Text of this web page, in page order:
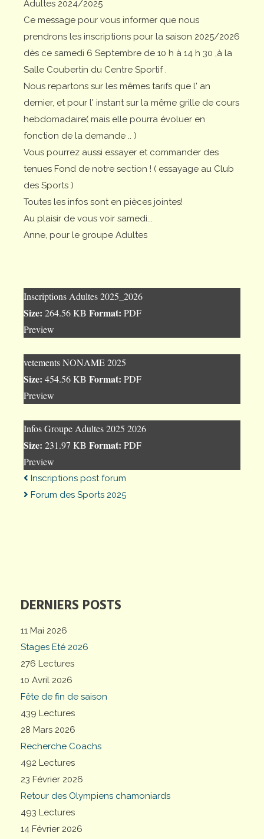
DERNIERS POSTS
11 Mai 2026
Stages Eté 2026
276 Lectures
10 Avril 2026
Fête de fin de saison
439 Lectures
28 Mars 2026
Recherche Coachs
492 Lectures
23 Février 2026
Retour des Olympiens chamoniards
493 Lectures
14 Février 2026
Adultes 2024/2025
Ce message pour vous informer que nous
prendrons les inscriptions pour la saison 2025/2026
dès ce samedi 6 Septembre de 10 h à 14 h 30 ,à la
Salle Coubertin du Centre Sportif .
Nous repartons sur les mêmes tarifs que l' an
dernier, et pour l' instant sur la même grille de cours
hebdomadaire( mais elle pourra évoluer en
fonction de la demande .. )
Vous pourrez aussi essayer et commander des
tenues Fond de notre section ! ( essayage au Club
des Sports )
Toutes les infos sont en pièces jointes!
Au plaisir de vous voir samedi...
Anne, pour le groupe Adultes
Inscriptions Adultes 2025_2026
Size: 264.56 KB Format: PDF
Preview
vetements NONAME 2025
Size: 454.56 KB Format: PDF
Preview
Infos Groupe Adultes 2025 2026
Size: 231.97 KB Format: PDF
Preview
Inscriptions post forum
Forum des Sports 2025